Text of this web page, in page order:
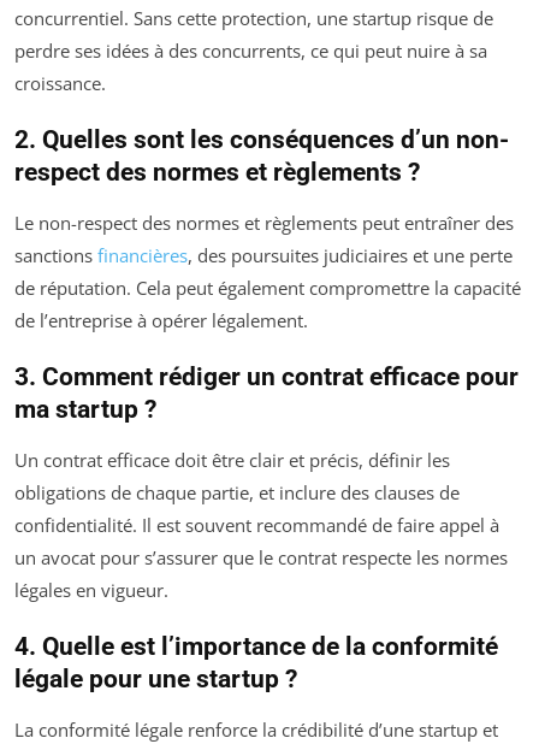
concurrentiel. Sans cette protection, une startup risque de
perdre ses idées à des concurrents, ce qui peut nuire à sa
croissance.
2. Quelles sont les conséquences d’un non-
respect des normes et règlements ?
Le non-respect des normes et règlements peut entraîner des
sanctions financières, des poursuites judiciaires et une perte
de réputation. Cela peut également compromettre la capacité
de l’entreprise à opérer légalement.
3. Comment rédiger un contrat efficace pour
ma startup ?
Un contrat efficace doit être clair et précis, définir les
obligations de chaque partie, et inclure des clauses de
confidentialité. Il est souvent recommandé de faire appel à
un avocat pour s’assurer que le contrat respecte les normes
légales en vigueur.
4. Quelle est l’importance de la conformité
légale pour une startup ?
La conformité légale renforce la crédibilité d’une startup et